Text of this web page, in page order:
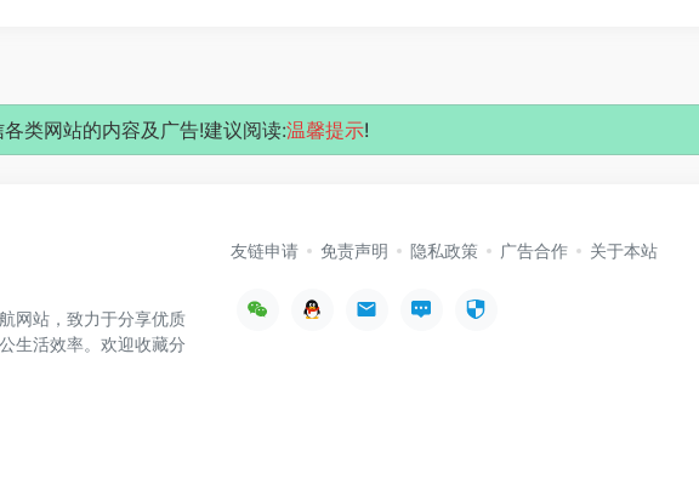
类网站的内容及广告!建议阅读:温馨提示!
网站，致力于分享优质
生活效率。欢迎收藏分
友链申请 免责声明 隐私政策 广告合作 关于本站